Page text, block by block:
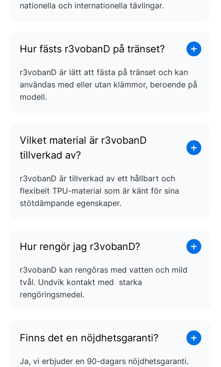
nationella och internationella tävlingar.
Hur fästs r3vobanD på tränset?
r3vobanD är lätt att fästa på tränset och kan
användas med eller utan klämmor, beroende på
modell.
Vilket material är r3vobanD
tillverkad av?
r3vobanD är tillverkad av ett hållbart och
flexibelt TPU-material som är känt för sina
stötdämpande egenskaper.
Hur rengör jag r3vobanD?
r3vobanD kan rengöras med vatten och mild
tvål. Undvik kontakt med starka
rengöringsmedel.
Finns det en nöjdhetsgaranti?
Ja, vi erbjuder en 90-dagars nöjdhetsgaranti.